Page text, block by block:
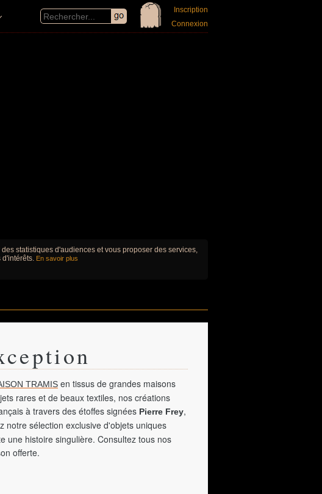
Inscription
Connexion
statistiques d'audiences et vous proposer des services,
d'intérêts. En savoir plus
TRAMIS en tissus de grandes maisons
rares et de beaux textiles, nos créations
à travers des étoffes signées Pierre Frey,
notre sélection exclusive d'objets uniques
une histoire singulière. Consultez tous nos
offerte.